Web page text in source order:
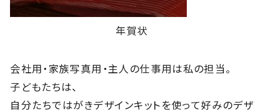
年賀状
会社用・家族写真用・主人の仕事用は私の担当。
子どもたちは、
自分たちではがきデザインキットを使って好みのデザ